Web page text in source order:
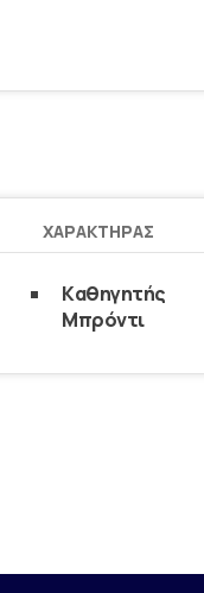
ΧΑΡΑΚΤΉΡΑΣ
Kαθηγητής
Μπρόντι